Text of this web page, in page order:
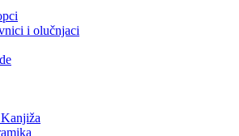
i olučnjaci